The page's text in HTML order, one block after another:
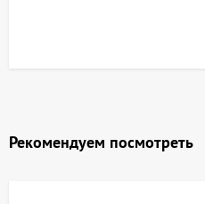
Рекомендуем посмотреть